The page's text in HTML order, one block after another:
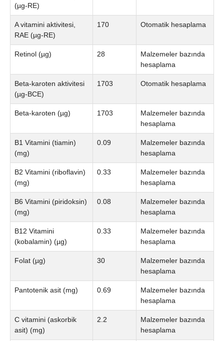
(µg-RE)
A vitamini aktivitesi,
RAE (µg-RE)
170 Otomatik hesaplama
Retinol (µg) 28
Malzemeler bazında
hesaplama
Beta-karoten aktivitesi
(µg-BCE)
1703 Otomatik hesaplama
Beta-karoten (µg) 1703
Malzemeler bazında
hesaplama
B1 Vitamini (tiamin)
(mg)
0.09
Malzemeler bazında
hesaplama
B2 Vitamini (riboflavin)
(mg)
0.33
Malzemeler bazında
hesaplama
B6 Vitamini (piridoksin)
(mg)
0.08
Malzemeler bazında
hesaplama
B12 Vitamini
(kobalamin) (µg)
0.33
Malzemeler bazında
hesaplama
Folat (µg) 30
Malzemeler bazında
hesaplama
Pantotenik asit (mg) 0.69
Malzemeler bazında
hesaplama
C vitamini (askorbik
asit) (mg)
2.2
Malzemeler bazında
hesaplama